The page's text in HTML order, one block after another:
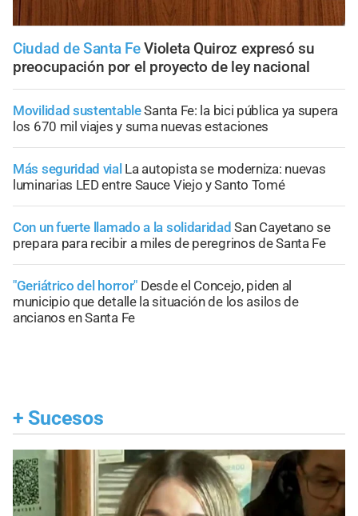
Ciudad de Santa Fe Violeta Quiroz expresó su
preocupación por el proyecto de ley nacional
Movilidad sustentableSanta Fe: la bici pública ya supera
los 670 mil viajes y suma nuevas estaciones
Más seguridad vial La autopista se moderniza: nuevas
luminarias LED entre Sauce Viejo y Santo Tomé
Con un fuerte llamado a la solidaridad San Cayetano se
prepara para recibir a miles de peregrinos de Santa Fe
"Geriátrico del horror" Desde el Concejo, piden al
municipio que detalle la situación de los asilos de
ancianos en Santa Fe
+ Sucesos